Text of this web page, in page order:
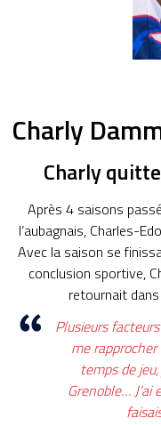
Charly
Charly
Après 4 saisons
l’aubagnais, Charles-
Avec la saison se
conclusion sportive,
retournait dans
Plusieurs
me rapprocher
temps de
Grenoble…